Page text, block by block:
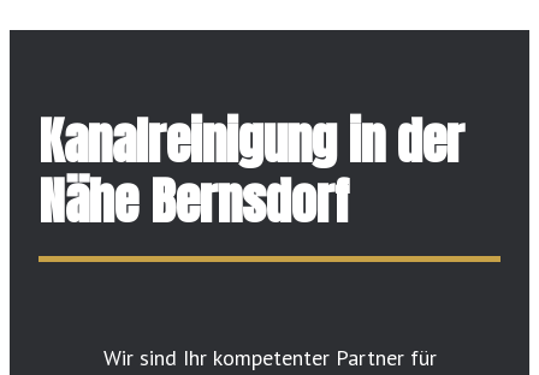
Kanalreinigung in der
Nähe Bernsdorf
Wir sind Ihr kompetenter Partner für